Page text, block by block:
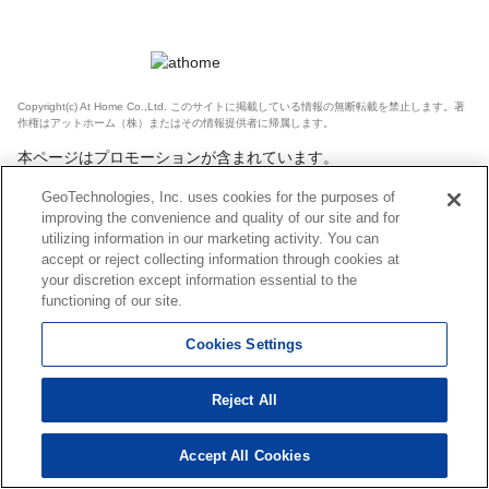
Copyright(c) At Home Co.,Ltd. このサイトに掲載している情報の無断転載を禁止します。著
作権はアットホーム（株）またはその情報提供者に帰属します。
本ページはプロモーションが含まれています。
GeoTechnologies, Inc. uses cookies for the purposes of
improving the convenience and quality of our site and for
utilizing information in our marketing activity. You can
accept or reject collecting information through cookies at
your discretion except information essential to the
functioning of our site.
Cookies Settings
Reject All
Accept All Cookies